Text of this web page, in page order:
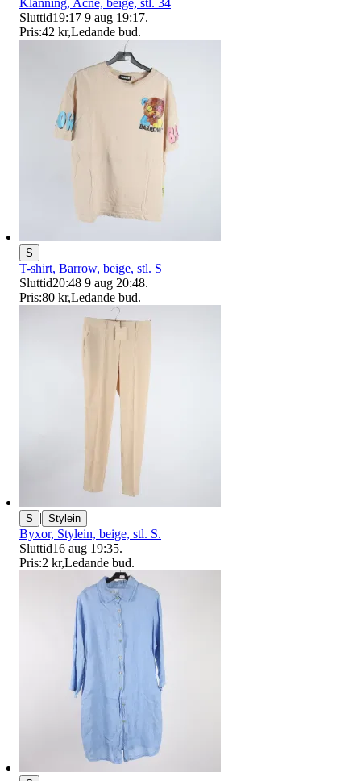
Klänning, Acne, beige, stl. 34
Sluttid19:17 9 aug 19:17.
Pris:42 kr,Ledande bud.
S
T-shirt, Barrow, beige, stl. S
Sluttid20:48 9 aug 20:48.
Pris:80 kr,Ledande bud.
S | Stylein
Byxor, Stylein, beige, stl. S.
Sluttid16 aug 19:35.
Pris:2 kr,Ledande bud.